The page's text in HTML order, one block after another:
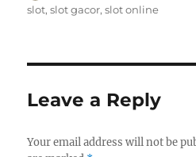
on
slot,slot gacor,slot online
Leave a Reply
Your email address will not be